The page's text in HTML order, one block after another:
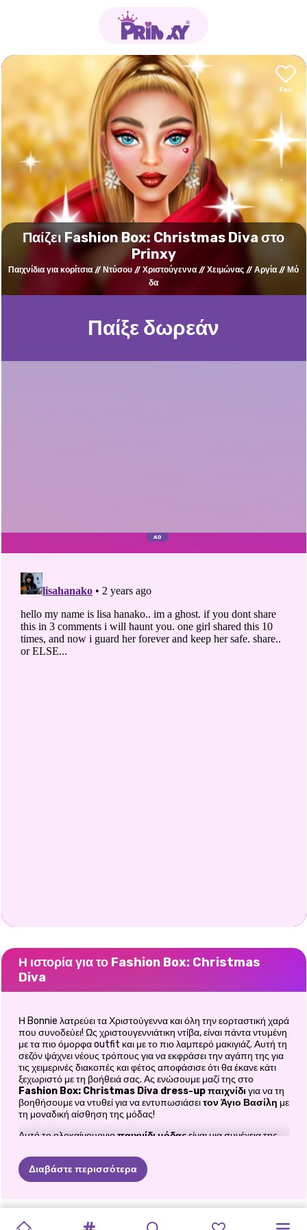
Παίζει Fashion Box: Christmas Diva στο
Prinxy
Παιχνίδια για κορίτσια Ντύσου Χριστούγεννα Χειμώνας Αργία
Μό
δα
Παίξε δωρεάν
Η ιστορία για το Fashion Box: Christmas
Diva
Η Bonnie λατρεύει τα Χριστούγεννα και όλη την εορταστική χαρά
που συνοδεύει! Ως χριστουγεννιάτικη ντίβα, είναι πάντα ντυμένη
με τα πιο όμορφα outfit και με το πιο λαμπερό μακιγιάζ. Αυτή τη
σεζόν ψάχνει νέους τρόπους για να εκφράσει την αγάπη της για
τις χειμερινές διακοπές και φέτος αποφάσισε ότι θα έκανε κάτι
ξεχωριστό με τη βοήθειά σας. Ας ενώσουμε μαζί της στο
Fashion Box: Christmas Diva dress-up παιχνίδιγια να τη
βοηθήσουμε να ντυθεί για να εντυπωσιάσειτον Άγιο Βασίλη με
τη μοναδική αίσθηση της μόδας!
Αυτό το ολοκαίνουργιοπαιχνίδι μόδαςείναι μια συνέχεια της
αυτή τη φορά, το παιχνίδι τοποθετεί την πανέμορφη Bonnie σε
ένα δώρο κουτί που διαθέτει πολλές χριστουγεννιάτικες
διακοσμήσεις. Αλλά να θυμάστε ότι η Bonnie είναι επίσης
εκπληκτικά χριστουγεννιάτικα ρούχα που θα μπορείτε να
Διαβάστε περισσότερα
FROZEN
FROZEN ΠΡΙΓΚΊΠΙΣΣΕΣ
ΠΡΙΓΚΊΠΙΣΣΕΣ